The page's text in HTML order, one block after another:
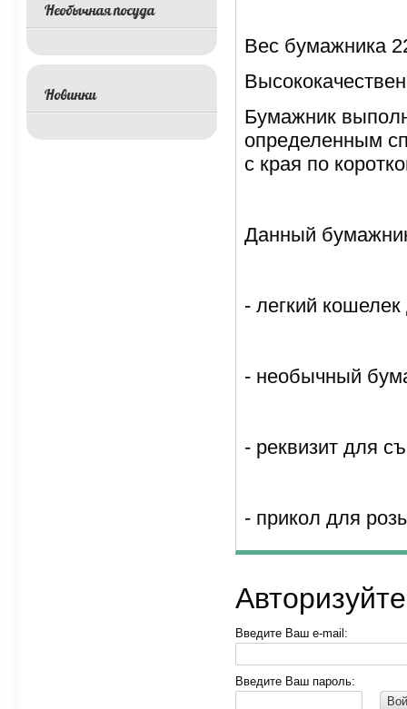
Вес бумажника
Бумажник
определенным
с края по
Данный
- легкий
- необычный
- реквизит для
- прикол для
Введите Ваш e-mail:
Введите Ваш пароль:
Необычная посуда
Новинки